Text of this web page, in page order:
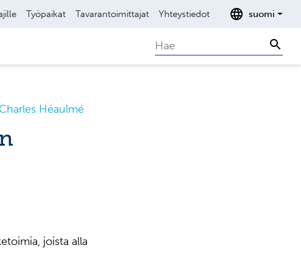
Työpaikat Tavarantoimittajat Yhteystiedot suomi
Search
Héaulmé
joista alla